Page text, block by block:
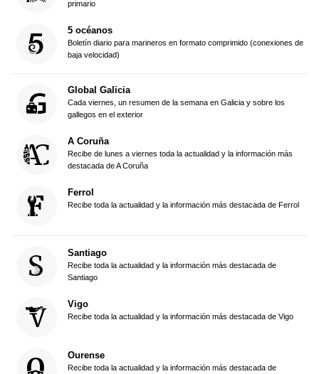
primario
5 océanos
Boletín diario para marineros en formato comprimido (conexiones de
baja velocidad)
Global Galicia
Cada viernes, un resumen de la semana en Galicia y sobre los
gallegos en el exterior
A Coruña
Recibe de lunes a viernes toda la actualidad y la información más
destacada de A Coruña
Ferrol
Recibe toda la actualidad y la información más destacada de Ferrol
Santiago
Recibe toda la actualidad y la información más destacada de
Santiago
Vigo
Recibe toda la actualidad y la información más destacada de Vigo
Ourense
Recibe toda la actualidad y la información más destacada de